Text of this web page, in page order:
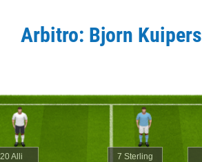
Arbitro: Bjorn Kuipers
7 Sterling
20 Alli